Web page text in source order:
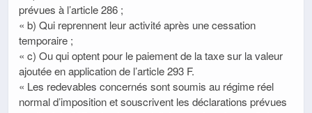
prévues à l’article 286 ;
« b) Qui reprennent leur activité après une cessation
temporaire ;
« c) Ou qui optent pour le paiement de la taxe sur la valeur
ajoutée en application de l’article 293 F.
« Les redevables concernés sont soumis au régime réel
normal d’imposition et souscrivent les déclarations prévues